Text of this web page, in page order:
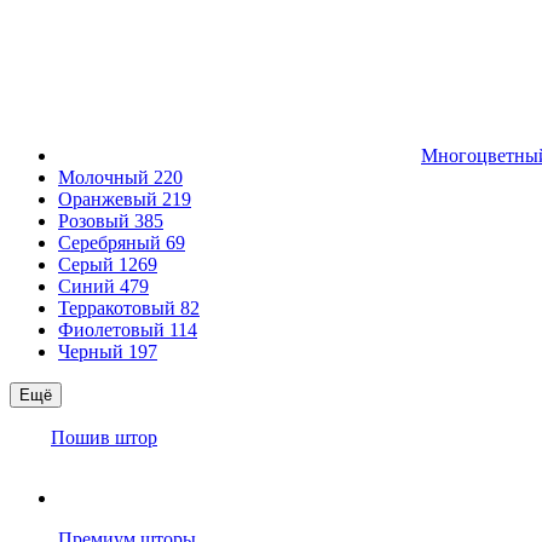
Молочный 220
Оранжевый 219
Розовый 385
Серебряный 69
Серый 1269
Синий 479
Терракотовый 82
Фиолетовый 114
Черный 197
Ещё
Пошив штор